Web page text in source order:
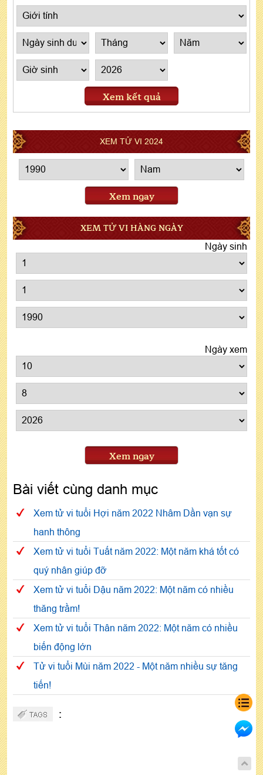
Xem kết quả
XEM TỬ VI 2024
Xem ngay
XEM TỬ VI HÀNG NGÀY
Ngày sinh
Ngày xem
Xem ngay
Bài viết cùng danh mục
Xem tử vi tuổi Hợi năm 2022 Nhâm Dần vạn sự
hanh thông
Xem tử vi tuổi Tuất năm 2022: Một năm khá tốt có
quý nhân giúp đỡ
Xem tử vi tuổi Dậu năm 2022: Một năm có nhiều
thăng trầm!
Xem tử vi tuổi Thân năm 2022: Một năm có nhiều
biến động lớn
Tử vi tuổi Mùi năm 2022 - Một năm nhiều sự tăng
tiến!
: